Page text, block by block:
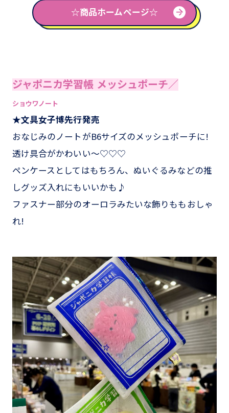
☆商品ホームページ☆
ジャポニカ学習帳 メッシュポーチ／
ショウワノート
★文具女子博先行発売
おなじみのノートがB6サイズのメッシュポーチに!
透け具合がかわいい〜♡♡♡
ペンケースとしてはもちろん、ぬいぐるみなどの推
しグッズ入れにもいいかも♪
ファスナー部分のオーロラみたいな飾りももおしゃ
れ!